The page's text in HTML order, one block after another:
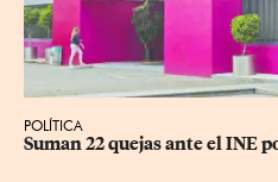
POLÍTICA
Suman 22 quejas ante el INE